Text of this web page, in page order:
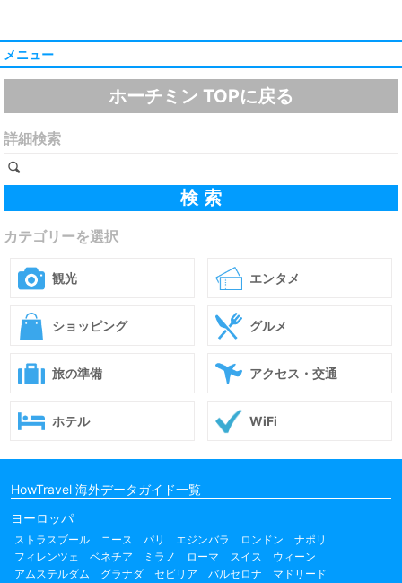
メニュー
ホーチミン TOPに戻る
詳細検索
カテゴリーを選択
観光 エンタメ
ショッピング グルメ
旅の準備 アクセス・交通
ホテル WiFi
HowTravel 海外データガイド一覧
ヨーロッパ
ストラスブール ニース パリ エジンバラ ロンドン
ナポリ
フィレンツェ
ベネチア ミラノ ローマ スイス
ウィーン
アムステルダム
グラナダ セビリア バルセロナ
マドリード